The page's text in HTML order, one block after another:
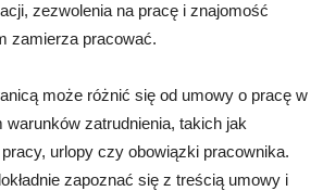
zezwolenia na pracę i znajomość
zamierza pracować.
może różnić się od umowy o pracę w
warunków zatrudnienia, takich jak
urlopy czy obowiązki pracownika.
zapoznać się z treścią umowy i